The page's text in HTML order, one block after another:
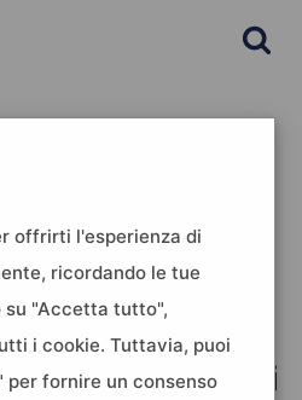
artificiale
creare
aggiornati
offrirti l'esperienza di
ricordando le tue
su "Accetta tutto",
i cookie. Tuttavia, puoi
fornire un consenso